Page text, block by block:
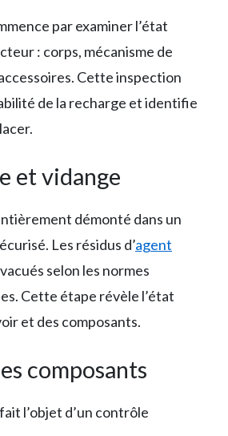
par examiner l’état
: corps, mécanisme de
Cette inspection
de la recharge et identifie
et vidange
démonté dans un
Les résidus d’agent
selon les normes
Cette étape révèle l’état
et des composants.
composants
l’objet d’un contrôle